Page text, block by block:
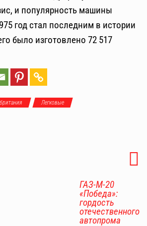
и популярность машины
год стал последним в истории
было изготовлено 72 517
Легковые
ГАЗ-М-20
«Победа»:
гордость
отечественного
автопрома